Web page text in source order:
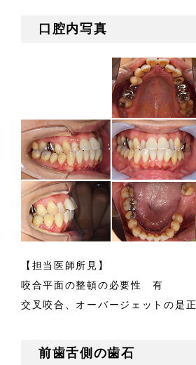
口腔内写真
【担当医師所見】
咬合平面の整頓の必要性 有
交叉咬合、オーバージェットの是正
前歯舌側の歯石